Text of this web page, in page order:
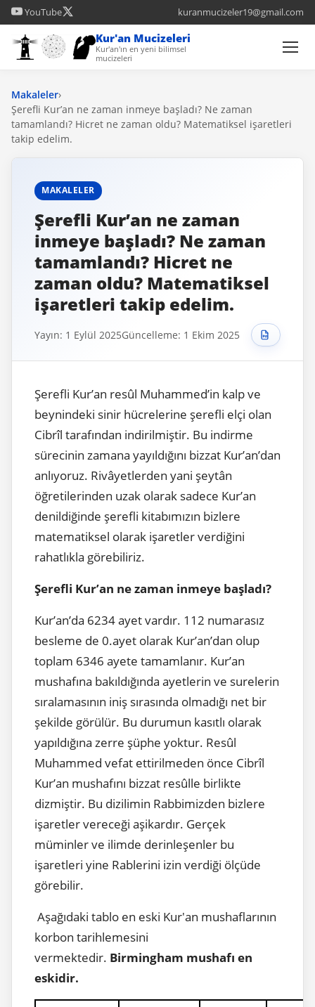
YouTube kuranmucizeler19@gmail.com
Kur'an Mucizeleri
Kur'an'ın en yeni bilimsel
mucizeleri
Makaleler›
Şerefli Kur’an ne zaman inmeye başladı? Ne zaman
tamamlandı? Hicret ne zaman oldu? Matematiksel işaretleri
takip edelim.
MAKALELER
Şerefli Kur’an ne zaman
inmeye başladı? Ne zaman
tamamlandı? Hicret ne
zaman oldu? Matematiksel
işaretleri takip edelim.
Yayın: 1 Eylül 2025Güncelleme: 1 Ekim 2025
Şerefli Kur’an resûl Muhammed’in kalp ve
beynindeki sinir hücrelerine şerefli elçi olan
Cibrîl tarafından indirilmiştir. Bu indirme
sürecinin zamana yayıldığını bizzat Kur’an’dan
anlıyoruz. Rivâyetlerden yani şeytân
öğretilerinden uzak olarak sadece Kur’an
denildiğinde şerefli kitabımızın bizlere
matematiksel olarak işaretler verdiğini
rahatlıkla görebiliriz.
Şerefli Kur’an ne zaman inmeye başladı?
Kur’an’da 6234 ayet vardır. 112 numarasız
besleme de 0.ayet olarak Kur’an’dan olup
toplam 6346 ayete tamamlanır. Kur’an
mushafına bakıldığında ayetlerin ve surelerin
sıralamasının iniş sırasında olmadığı net bir
şekilde görülür. Bu durumun kasıtlı olarak
yapıldığına zerre şüphe yoktur. Resûl
Muhammed vefat ettirilmeden önce Cibrîl
Kur’an mushafını bizzat resûlle birlikte
dizmiştir. Bu dizilimin Rabbimizden bizlere
işaretler vereceği aşikardır. Gerçek
müminler ve ilimde derinleşenler bu
işaretleri yine Rablerini izin verdiği ölçüde
görebilir.
Aşağıdaki tablo en eski Kur'an mushaflarının
korbon tarihlemesini
vermektedir. Birmingham mushafı en
eskidir.